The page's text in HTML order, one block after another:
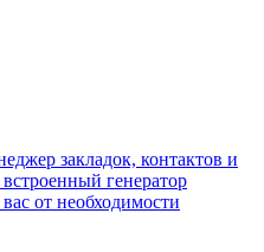
закладок, контактов и
генератор
от необходимости